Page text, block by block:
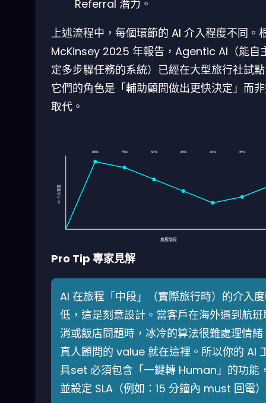
Referral 潛力。
上述流程中，每個環節的 AI 介入程度不同。
McKinsey 2025 年報告，Agentic AI（能自
定多步驟任務的系統）已經在大型旅行社試
它們的角色是「輔助顧問做出更快決定」而
取代。
旅程階段
AI 介入程度
85% 75% 60% 45% 40% 35%
Pro Tip 專家見解
AI 在旅程「中段」（實際旅行時）的介入
低，這是刻意設計。當客戶在海外遇到航班
消或飯店問題時，冰冷的算法很難處理情緒
真人顧問的 value 就在這裡。所以你的 AI
具set 必須包含「一鍵轉 Human」的功能
並設定 SLA（例如：15 分鐘內 must 回電